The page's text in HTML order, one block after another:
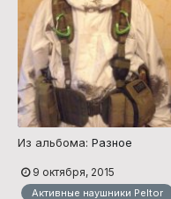
Из альбома: Разное
9 октября, 2015
Активные наушники Peltor